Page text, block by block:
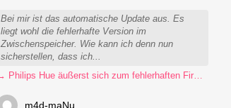
Bei mir ist das automatische Update aus. Es
liegt wohl die fehlerhafte Version im
Zwischenspeicher. Wie kann ich denn nun
sicherstellen, dass ich...
→ Philips Hue äußerst sich zum fehlerhaften Firmware-Update
m4d-maNu